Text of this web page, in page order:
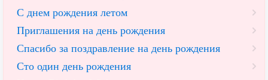
С днем рождения летом
Приглашения на день рождения
Спасибо за поздравление на день рождения
Сто один день рождения